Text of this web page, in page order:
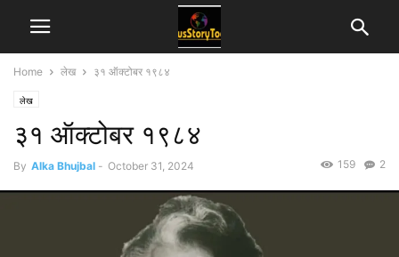
Home लेख ३१ ऑक्टोबर १९८४
लेख
३१ ऑक्टोबर १९८४
By Alka Bhujbal - October 31, 2024 2
159